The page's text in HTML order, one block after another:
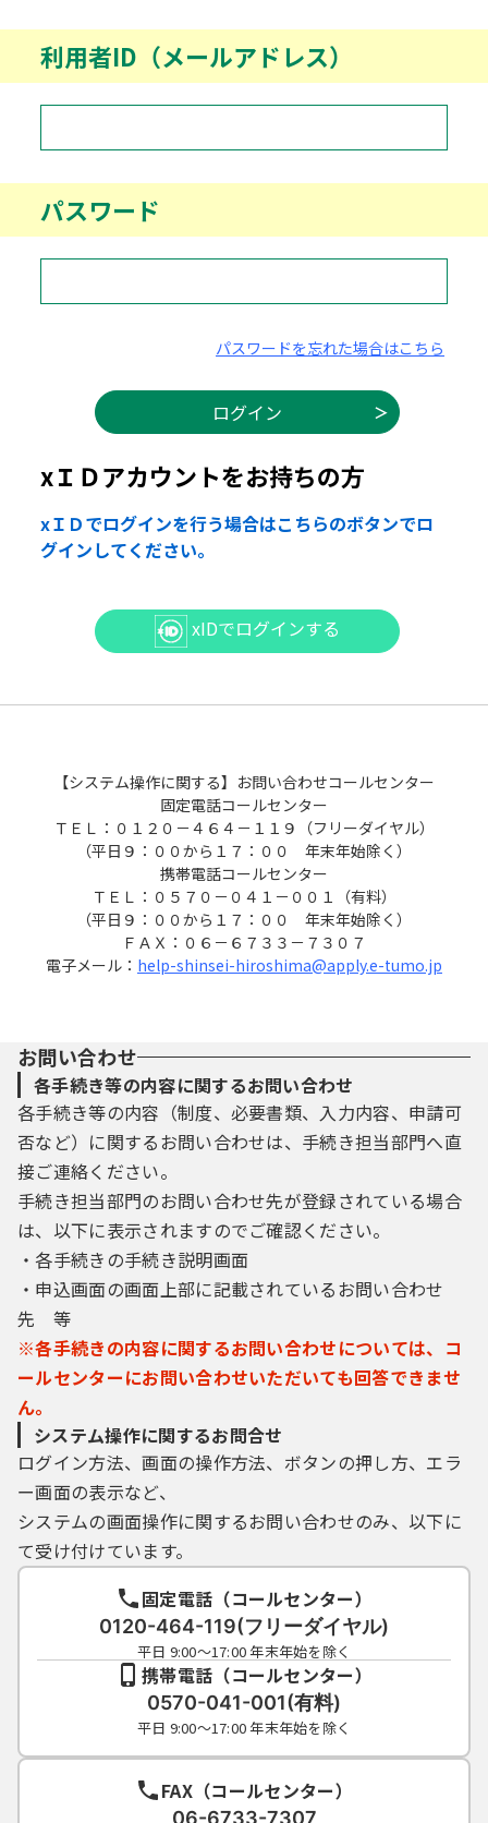
利用者ID（メールアドレス）
パスワード
パスワードを忘れた場合はこちら
xＩＤアカウントをお持ちの方
xＩＤでログインを行う場合はこちらのボタンでロ
グインしてください。
xIDでログインする
【システム操作に関する】お問い合わせコールセンター
固定電話コールセンター
ＴＥＬ：０１２０－４６４－１１９（フリーダイヤル）
（平日９：００から１７：００ 年末年始除く）
携帯電話コールセンター
ＴＥＬ：０５７０－０４１－００１（有料）
（平日９：００から１７：００ 年末年始除く）
ＦＡＸ：０６－６７３３－７３０７
電子メール： help-shinsei-hiroshima@apply.e-tumo.jp
お問い合わせ
各手続き等の内容に関するお問い合わせ
各手続き等の内容（制度、必要書類、入力内容、申請可
否など）に関するお問い合わせは、手続き担当部門へ直
接ご連絡ください。
手続き担当部門のお問い合わせ先が登録されている場合
は、以下に表示されますのでご確認ください。
・各手続きの手続き説明画面
・申込画面の画面上部に記載されているお問い合わせ
先 等
※各手続きの内容に関するお問い合わせについては、コ
ールセンターにお問い合わせいただいても回答できませ
ん。
システム操作に関するお問合せ
ログイン方法、画面の操作方法、ボタンの押し方、エラ
ー画面の表示など、
システムの画面操作に関するお問い合わせのみ、以下に
て受け付けています。
固定電話（コールセンター）
0120-464-119(フリーダイヤル)
平日 9:00～17:00 年末年始を除く
携帯電話（コールセンター）
0570-041-001(有料)
平日 9:00～17:00 年末年始を除く
FAX（コールセンター）